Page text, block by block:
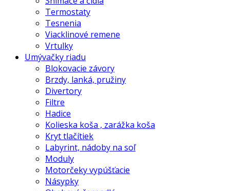
Termostaty
Tesnenia
Viacklinové remene
Vrtulky
Umývačky riadu
Blokovacie závory
Brzdy, lanká, pružiny
Divertory
Filtre
Hadice
Kolieska koša , zarážka koša
Kryt tlačítiek
Labyrint, nádoby na soľ
Moduly
Motorčeky vypúšťacie
Násypky